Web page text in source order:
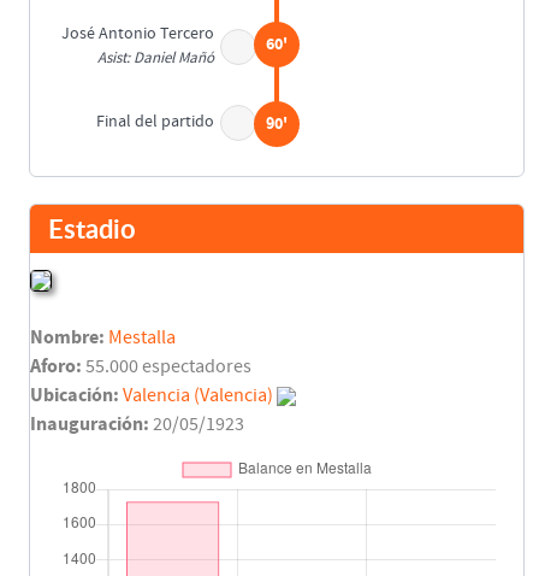
José Antonio Tercero
Asist: Daniel Mañó
60'
Final del partido 90'
Estadio
Nombre: Mestalla
Aforo: 55.000 espectadores
Ubicación: Valencia (Valencia)
Inauguración: 20/05/1923